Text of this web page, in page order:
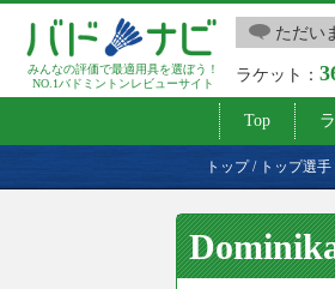
みんなの評価で最適用具を選ぼう！
NO.1バドミントンレビューサイト
ただい
ラケット：
Top
トップ/ トップ選手